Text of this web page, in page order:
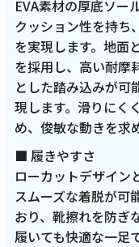
EVA素材の厚底ソー
クッション性を持ち
を実現します。地面
を採用し、高い耐摩
とした踏み込みが可
現します。滑りにく
め、俊敏な動きを求
■ 履きやすさ
ローカットデザイン
スムーズな着脱が可
おり、靴擦れを防ぎ
履いても快適な一足で